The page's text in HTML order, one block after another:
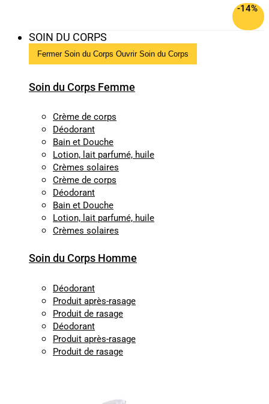
-14%
SOIN DU CORPS
Fermer Soin du Corps Ouvrir Soin du Corps
Soin du Corps Femme
Crème de corps
Déodorant
Bain et Douche
Lotion, lait parfumé, huile
Crèmes solaires
Crème de corps
Déodorant
Bain et Douche
Lotion, lait parfumé, huile
Crèmes solaires
Soin du Corps Homme
Déodorant
Produit après-rasage
Produit de rasage
Déodorant
Produit après-rasage
Produit de rasage